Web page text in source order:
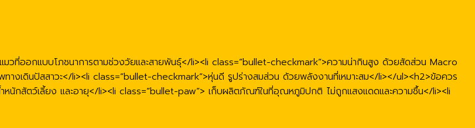
ที่ออกแบบโภชนาการตามช่วงวัยและสายพันธุ์</li><li class=”bullet-checkmark”>ความน่ากินสูง ด้วยสัดส่วน Macro
งเดินปัสสาวะ</li><li class=”bullet-checkmark”>หุ่นดี รูปร่างสมส่วน ด้วยพลังงานที่เหมาะสม</li></ul><h2>ข้อควร
นักสัตว์เลี้ยง และอายุ</li><li class=”bullet-paw”> เก็บผลิตภัณฑ์ในที่อุณหภูมิปกติ ไม่ถูกแสงแดดและความชื้น</li><li